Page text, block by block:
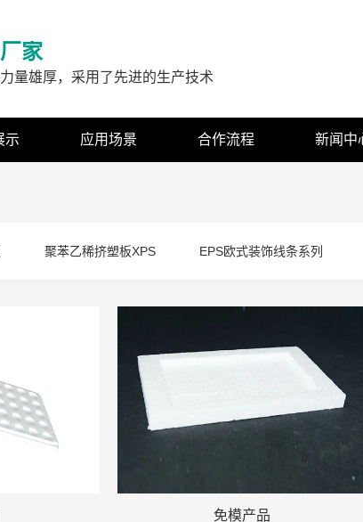
示 应用场景 合作流程 新闻中
量雄厚，采用了先进的生产技术
家
聚苯乙稀挤塑板XPS EPS欧式装饰线条系列
免模产品